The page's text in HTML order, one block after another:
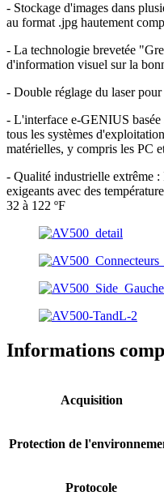
- Stockage d'images dans
au format .jpg hautement
- La technologie brevetée
d'information visuel sur la
- Double réglage du laser
- L'interface e-GENIUS basée
tous les systèmes
matérielles, y compris les PC
- Qualité industrielle extrême
exigeants avec des
32 à 122 ºF
Informations
Acquisition
Protection de
Protocole